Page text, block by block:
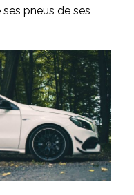
pneus de ses